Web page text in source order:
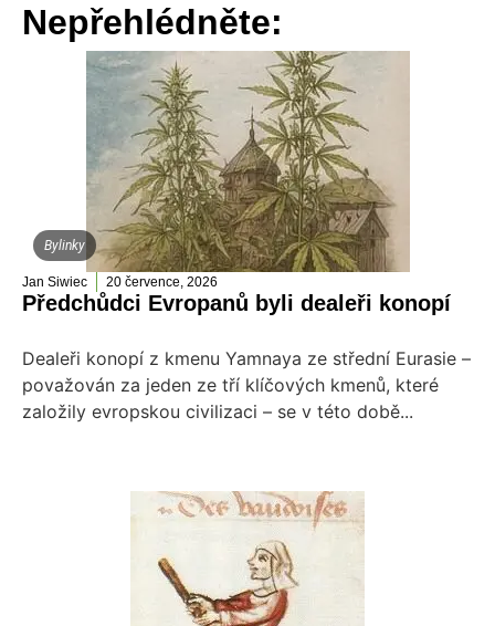
Nepřehlédněte:
Bylinky
Jan Siwiec 20 července, 2026
Předchůdci Evropanů byli dealeři konopí
Dealeři konopí z kmenu Yamnaya ze střední Eurasie –
považován za jeden ze tří klíčových kmenů, které
založily evropskou civilizaci – se v této době...